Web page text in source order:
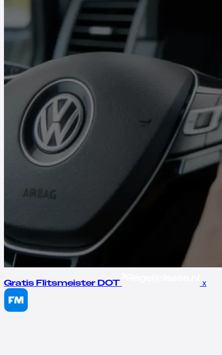
Gratis Flitsmeister DOT x